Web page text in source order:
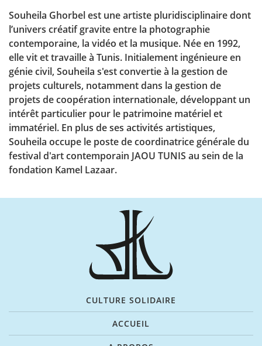
Souheila Ghorbel est une artiste pluridisciplinaire dont
l’univers créatif gravite entre la photographie
contemporaine, la vidéo et la musique. Née en 1992,
elle vit et travaille à Tunis. Initialement ingénieure en
génie civil, Souheila s'est convertie à la gestion de
projets culturels, notamment dans la gestion de
projets de coopération internationale, développant un
intérêt particulier pour le patrimoine matériel et
immatériel. En plus de ses activités artistiques,
Souheila occupe le poste de coordinatrice générale du
festival d'art contemporain JAOU TUNIS au sein de la
fondation Kamel Lazaar.
CULTURE SOLIDAIRE
ACCUEIL